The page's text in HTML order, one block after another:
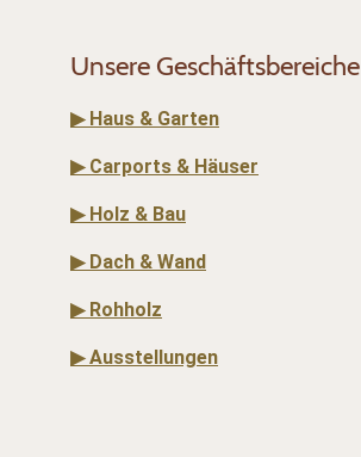
Unsere Geschäftsbereiche
▶ Haus & Garten
▶ Carports & Häuser
▶ Holz & Bau
▶ Dach & Wand
▶ Rohholz
▶ Ausstellungen